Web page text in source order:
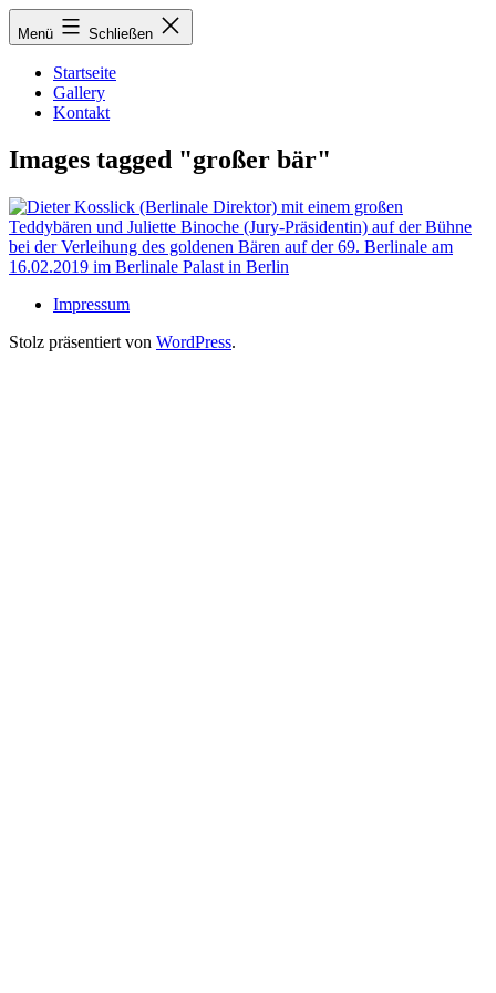
Zum
Inhalt
Menü Schließen
Startseite
Gallery
Kontakt
Images tagged "großer bär"
Impressum
Stolz präsentiert von WordPress.